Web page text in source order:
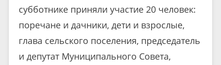
субботнике приняли участие 20 человек:
поречане и дачники, дети и взрослые,
глава сельского поселения, председатель
и депутат Муниципального Совета,